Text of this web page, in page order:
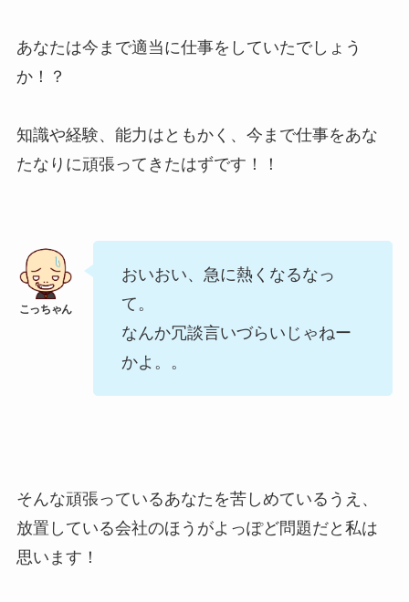
あなたは今まで適当に仕事をしていたでしょう
か！？
知識や経験、能力はともかく、今まで仕事をあな
たなりに頑張ってきたはずです！！
おいおい、急に熱くなるなっ
て。
なんか冗談言いづらいじゃねー
かよ。。
そんな頑張っているあなたを苦しめているうえ、
放置している会社のほうがよっぽど問題だと私は
思います！